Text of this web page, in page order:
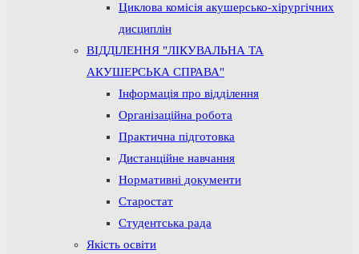
Циклова комісія акушерсько-хірургічних
дисциплін
ВІДДІЛЕННЯ "ЛІКУВАЛЬНА ТА
АКУШЕРСЬКА СПРАВА"
Інформація про відділення
Організаційна робота
Практична підготовка
Дистанційне навчання
Нормативні документи
Старостат
Студентська рада
Якість освіти